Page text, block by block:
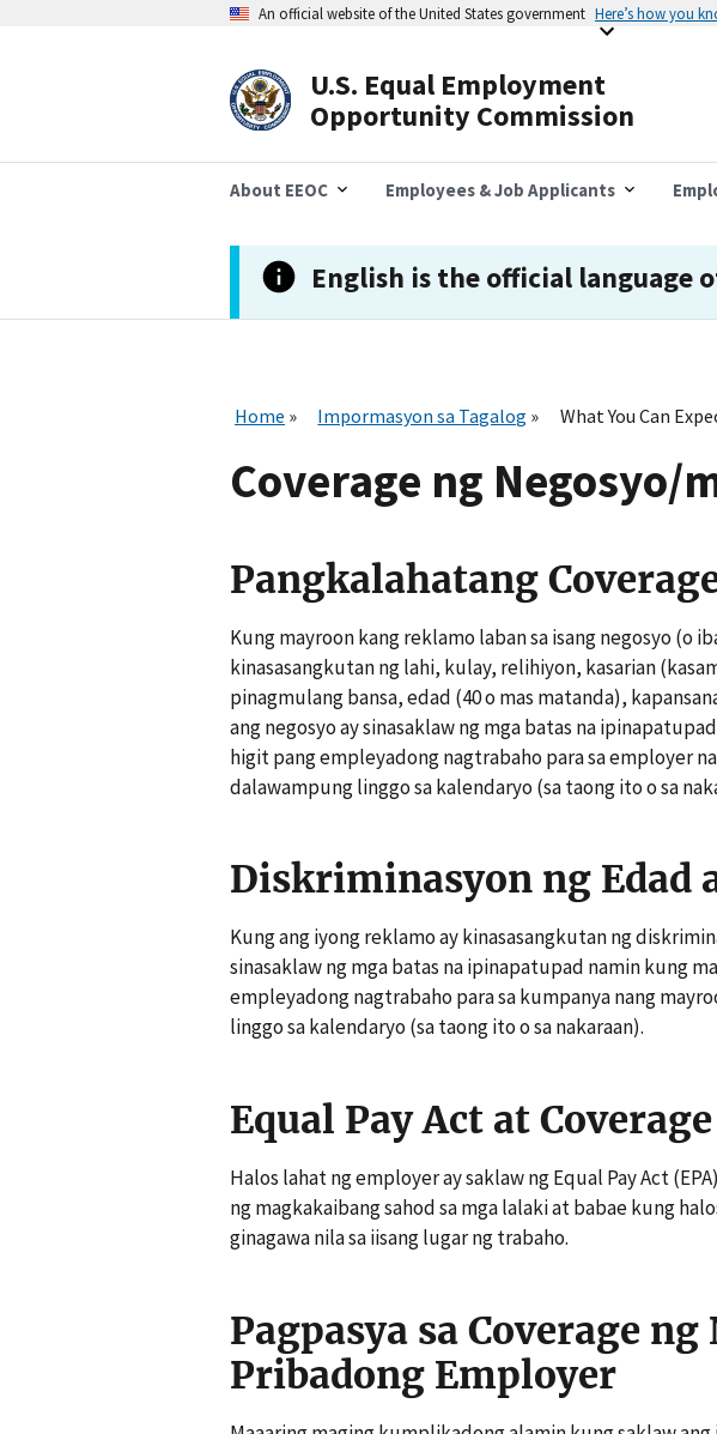
An official website of the United States government Here’s how you
U.S. Equal Employment
Opportunity Commission
About EEOC Employees & Job Applicants
English is the official language
Home Impormasyon sa Tagalog What You Can
Coverage ng
Pangkalahatang
Kung mayroon kang reklamo laban sa isang negosyo (o
kinasasangkutan ng lahi, kulay, relihiyon, kasarian
pinagmulang bansa, edad (40 o mas matanda),
ang negosyo ay sinasaklaw ng mga batas na
higit pang empleyadong nagtrabaho para sa employer
dalawampung linggo sa kalendaryo (sa taong ito o sa
Diskriminasyon ng Edad
Kung ang iyong reklamo ay kinasasangkutan ng
sinasaklaw ng mga batas na ipinapatupad namin kung
empleyadong nagtrabaho para sa kumpanya nang
linggo sa kalendaryo (sa taong ito o sa nakaraan).
Equal Pay Act at Coverage
Halos lahat ng employer ay saklaw ng Equal Pay Act
ng magkakaibang sahod sa mga lalaki at babae kung
ginagawa nila sa iisang lugar ng trabaho.
Pagpasya sa Coverage
Pribadong Employer